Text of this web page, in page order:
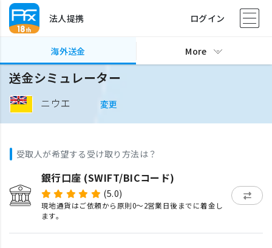
法人提携 ログイン
海外送金 More
送金シミュレーター
ニウエ 変更
受取人が希望する受け取り方法は？
銀行口座 (SWIFT/BICコード)
(5.0)
現地通貨はご依頼から原則0〜2営業日後までに着金し
ます。